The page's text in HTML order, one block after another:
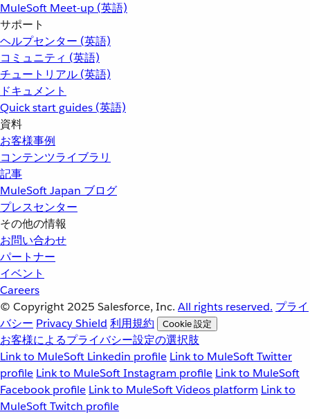
MuleSoft Meet-up (英語)
サポート
ヘルプセンター (英語)
コミュニティ (英語)
チュートリアル (英語)
ドキュメント
Quick start guides (英語)
資料
お客様事例
コンテンツライブラリ
記事
MuleSoft Japan ブログ
プレスセンター
その他の情報
お問い合わせ
パートナー
イベント
Careers
© Copyright 2025 Salesforce, Inc. All rights reserved. プライ
バシー Privacy Shield 利用規約 Cookie 設定
お客様によるプライバシー設定の選択肢
Link to MuleSoft Linkedin profile Link to MuleSoft Twitter
profile Link to MuleSoft Instagram profile Link to MuleSoft
Facebook profile Link to MuleSoft Videos platform Link to
MuleSoft Twitch profile